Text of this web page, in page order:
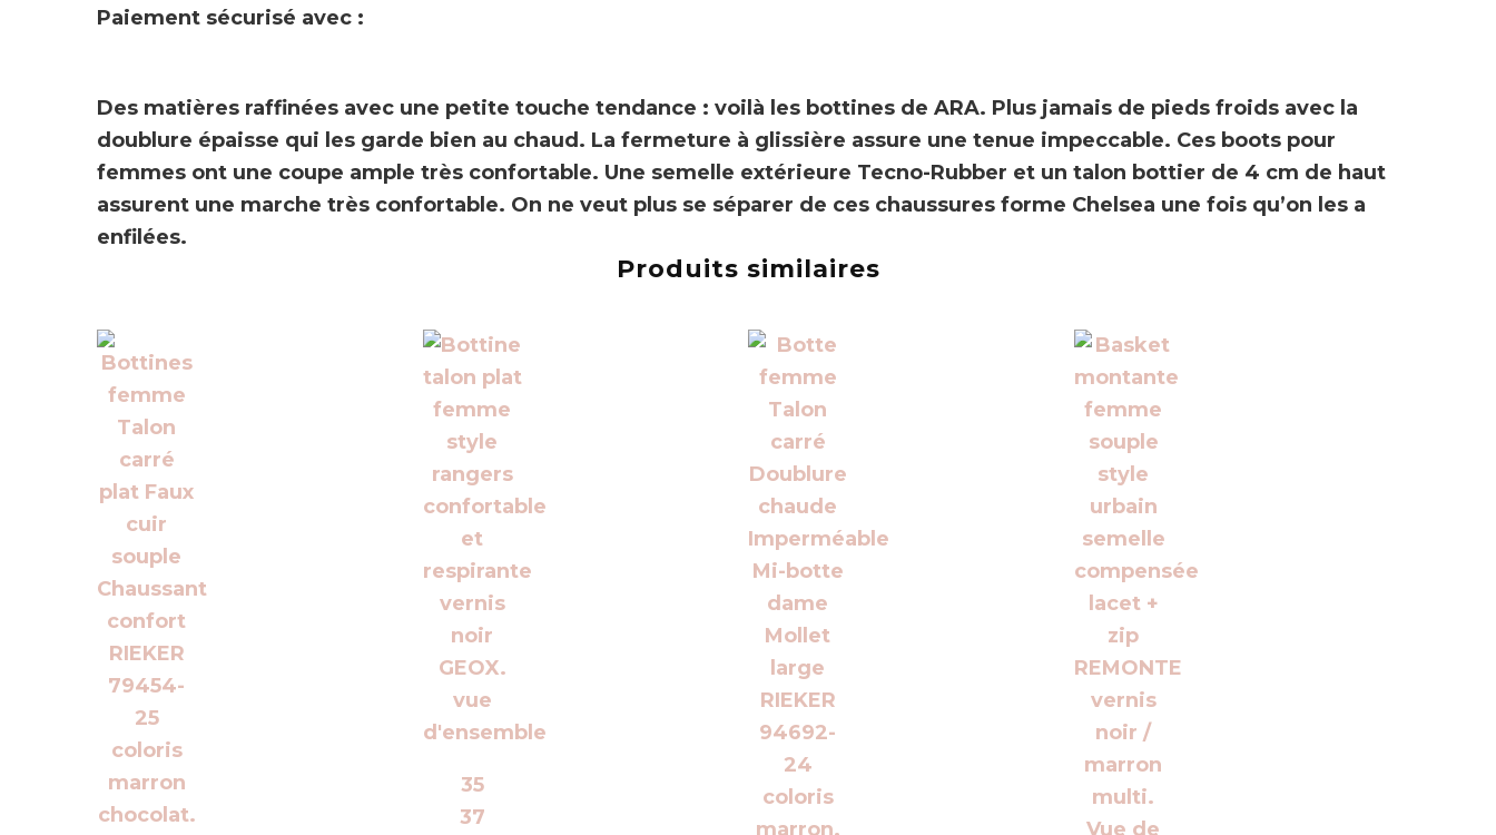
Paiement sécurisé avec :
Des matières raffinées avec une petite touche tendance : voilà les bottines de ARA. Plus jamais de pieds froids avec la
doublure épaisse qui les garde bien au chaud. La fermeture à glissière assure une tenue impeccable. Ces boots pour
femmes ont une coupe ample très confortable. Une semelle extérieure Tecno-Rubber et un talon bottier de 4 cm de haut
assurent une marche très confortable. On ne veut plus se séparer de ces chaussures forme Chelsea une fois qu’on les a
enfilées.
Produits similaires
35
37